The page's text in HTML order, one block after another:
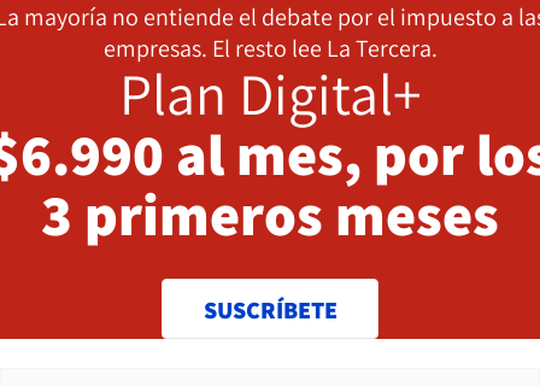
mayoría no entiende el debate por el impuesto a
empresas. El resto lee La Tercera.
Plan Digital+
al mes, por
3 primeros meses
SUSCRÍBETE